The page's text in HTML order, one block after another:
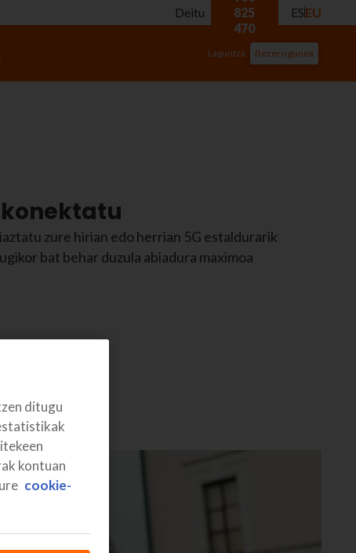
Deitu
825
470
ESEU
Laguntza Bezero gunea
zure hirian edo herrian 5G estaldurarik
bat behar duzula abiadura maximoa
ditugu
kontuan
cookie-